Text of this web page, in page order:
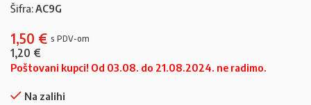
Šifra:AC9G
1,50 €
1,20 €
Poštovani kupci! Od 03.08. do 21.08.2024. ne radimo.
Na zalihi